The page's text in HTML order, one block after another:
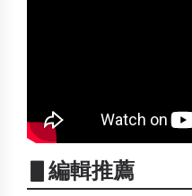
▋編輯推薦